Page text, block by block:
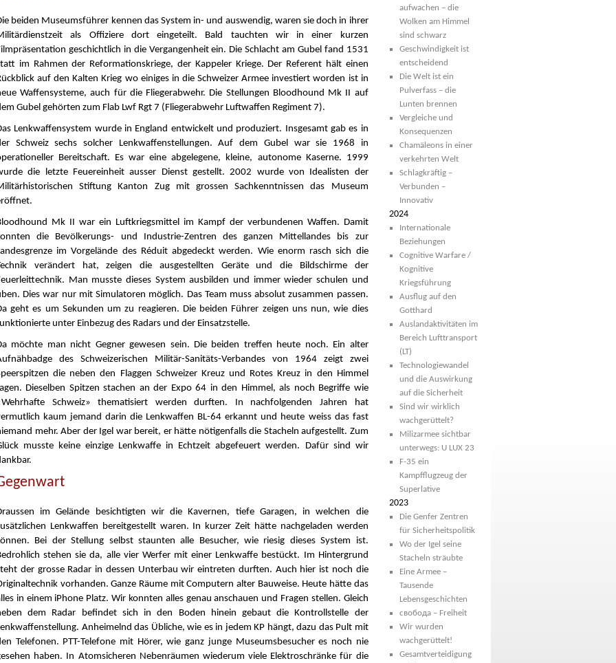
beiden Museumsführer kennen das System in- und auswendig, waren sie doch in ihrer
als Offiziere dort eingeteilt. Bald tauchten wir in einer kurzen
geschichtlich in die Vergangenheit ein. Die Schlacht am Gubel fand 1531
im Rahmen der Reformationskriege, der Kappeler Kriege. Der Referent hält einen
auf den Kalten Krieg wo einiges in die Schweizer Armee investiert worden ist in
Waffensysteme, auch für die Fliegerabwehr. Die Stellungen Bloodhound Mk II auf
Gubel gehörten zum Flab Lwf Rgt 7 (Fliegerabwehr Luftwaffen Regiment 7).
Lenkwaffensystem wurde in England entwickelt und produziert. Insgesamt gab es in
Schweiz sechs solcher Lenkwaffenstellungen. Auf dem Gubel war sie 1968 in
Bereitschaft. Es war eine abgelegene, kleine, autonome Kaserne. 1999
die letzte Feuereinheit ausser Dienst gestellt. 2002 wurde von Idealisten der
Stiftung Kanton Zug mit grossen Sachkenntnissen das Museum
Mk II war ein Luftkriegsmittel im Kampf der verbundenen Waffen. Damit
die Bevölkerungs- und Industrie-Zentren des ganzen Mittellandes bis zur
im Vorgelände des Réduit abgedeckt werden. Wie enorm rasch sich die
verändert hat, zeigen die ausgestellten Geräte und die Bildschirme der
Man musste dieses System ausbilden und immer wieder schulen und
Dies war nur mit Simulatoren möglich. Das Team muss absolut zusammen passen.
geht es um Sekunden um zu reagieren. Die beiden Führer zeigen uns nun, wie dies
unter Einbezug des Radars und der Einsatzstelle.
möchte man nicht Gegner gewesen sein. Die beiden treffen heute noch. Ein alter
des Schweizerischen Militär-Sanitäts-Verbandes von 1964 zeigt zwei
die neben den Flaggen Schweizer Kreuz und Rotes Kreuz in den Himmel
Dieselben Spitzen stachen an der Expo 64 in den Himmel, als noch Begriffe wie
Schweiz» thematisiert werden durften. In nachfolgenden Jahren hat
kaum jemand darin die Lenkwaffen BL-64 erkannt und heute weiss das fast
mehr. Aber der Igel war bereit, er hätte nötigenfalls die Stacheln aufgestellt. Zum
musste keine einzige Lenkwaffe in Echtzeit abgefeuert werden. Dafür sind wir
im Gelände besichtigten wir die Kavernen, tiefe Garagen, in welchen die
Lenkwaffen bereitgestellt waren. In kurzer Zeit hätte nachgeladen werden
Bei der Stellung selbst staunten alle Besucher, wie riesig dieses System ist.
stehen sie da, alle vier Werfer mit einer Lenkwaffe bestückt. Im Hintergrund
der grosse Radar in dessen Unterbau wir eintreten durften. Auch hier ist noch die
vorhanden. Ganze Räume mit Computern alter Bauweise. Heute hätte das
in einem iPhone Platz. Wir konnten alles genau anschauen und Fragen stellen. Gleich
dem Radar befindet sich in den Boden hinein gebaut die Kontrollstelle der
Anheimelnd das Übliche, wie es in jedem KP hängt, dazu das Pult mit
Telefonen. PTT-Telefone mit Hörer, wie ganz junge Museumsbesucher es noch nie
haben. In Atomsicheren Nebenräumen wiederum viele Elektroschränke für die
aufwachen – die
Wolken am Himmel
sind schwarz
Geschwindigkeit ist
entscheidend
Die Welt ist ein
Pulverfass – die
Lunten brennen
Vergleiche und
Konsequenzen
Chamäleons in einer
verkehrten Welt
Schlagkräftig –
Verbunden –
Innovativ
2024
Internationale
Beziehungen
Cognitive Warfare /
Kognitive
Kriegsführung
Ausflug auf den
Gotthard
Auslandaktivitäten im
Bereich Lufttransport
(LT)
Technologiewandel
und die Auswirkung
auf die Sicherheit
Sind wir wirklich
wachgerüttelt?
Milizarmee sichtbar
unterwegs: U LUX 23
F-35 ein
Kampfflugzeug der
Superlative
2023
Die Genfer Zentren
für Sicherheitspolitik
Wo der Igel seine
Stacheln sträubte
Eine Armee –
Tausende
Lebensgeschichten
свобода – Freiheit
Wir wurden
wachgerüttelt!
Gesamtverteidigung